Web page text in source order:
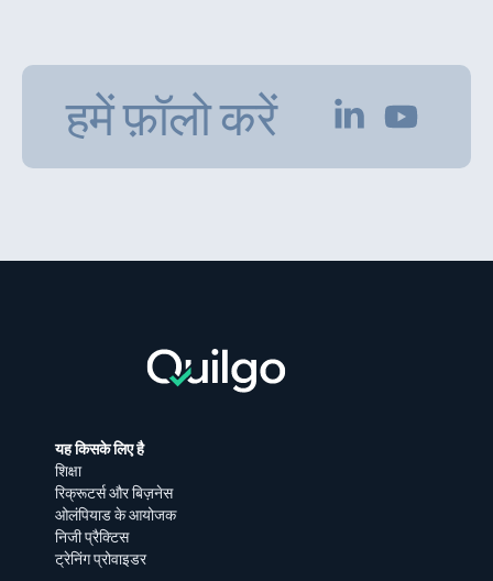
हमें फ़ॉलो करें
यह किसके लिए है
शिक्षा
रिक्रूटर्स और बिज़नेस
ओलंपियाड के आयोजक
निजी प्रैक्टिस
ट्रेनिंग प्रोवाइडर